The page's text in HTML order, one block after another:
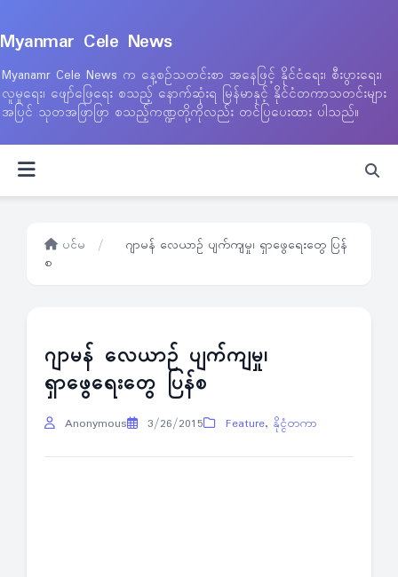
Myanmar Cele News
Myanamr Cele News က နေ့စဉ်သတင်းစာ အနေဖြင့် နိုင်ငံရေး၊ စီးပွားရေး၊
လူမှုရေး၊ ဖျော်ဖြေရေး စသည့် နောက်ဆုံးရ မြန်မာနှင့် နိုင်ငံတကာသတင်းများ
အပြင် သုတအဖြာဖြာ စသည့်ကဏ္ဍတို့ကိုလည်း တင်ပြပေးထား ပါသည်။
ပင်မ /
ဂျာမန် လေယာဉ် ပျက်ကျမှု၊ ရှာဖွေရေးတွေ ပြန်
စ
ဂျာမန် လေယာဉ် ပျက်ကျမှု၊
ရှာဖွေရေးတွေ ပြန်စ
Anonymous 3/26/2015 Feature, နိုင္ငံတကာ